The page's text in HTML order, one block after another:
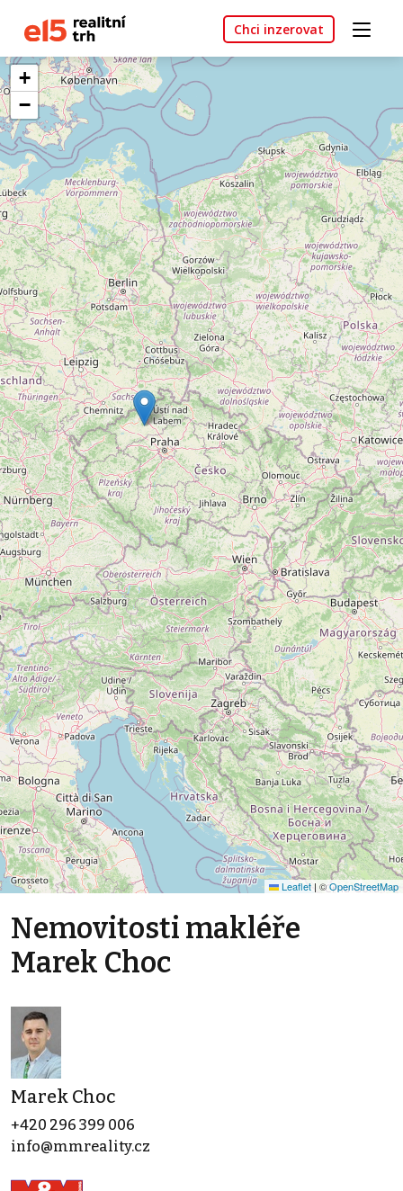
Chci inzerovat
+
−
Leaflet | ©OpenStreetMap
Nemovitosti makléře
Marek Choc
Marek Choc
+420 296 399 006
info@mmreality.cz